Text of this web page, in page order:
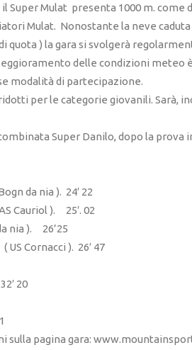
Super Mulat presenta 1000 m. come
Mulat. Nonostante la neve
quota ) la gara si svolgerà
delle condizioni meteo
modalità di partecipazione.
per le categorie giovanili. Sarà,
Super Danilo, dopo la prova
da nia ). 24′ 22
Cauriol ). 25′. 02
nia ). 26’25
Cornacci ). 26′ 47
20
sulla pagina gara: